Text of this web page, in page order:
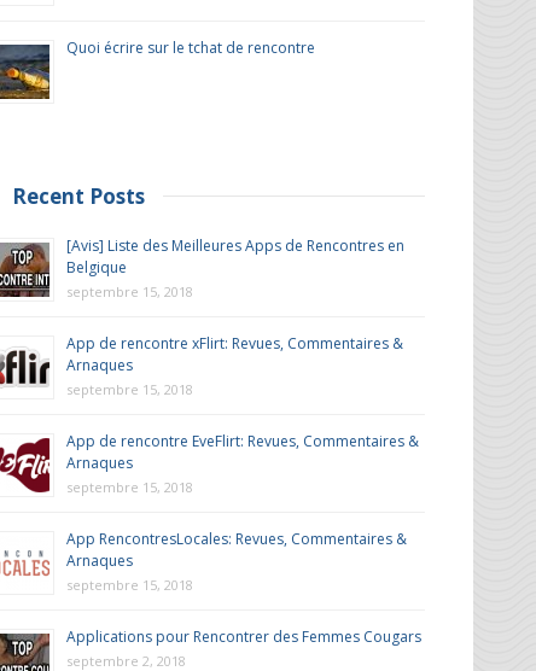
Quoi écrire sur le tchat de rencontre
Recent Posts
[Avis] Liste des Meilleures Apps de Rencontres en
Belgique
septembre 15, 2018
App de rencontre xFlirt: Revues, Commentaires &
Arnaques
septembre 15, 2018
App de rencontre EveFlirt: Revues, Commentaires &
Arnaques
septembre 15, 2018
App RencontresLocales: Revues, Commentaires &
Arnaques
septembre 15, 2018
Applications pour Rencontrer des Femmes Cougars
septembre 2, 2018